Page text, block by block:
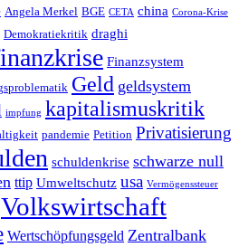
Angela Merkel BGE CETA china Corona-Krise
Demokratiekritik draghi
Finanzsystem
Geld geldsystem
impfung kapitalismuskritik
pandemie Petition Privatisierung
schuldenkrise schwarze null
ttip Umweltschutz usa Vermögenssteuer
Volkswirtschaft
Wertschöpfungsgeld Zentralbank